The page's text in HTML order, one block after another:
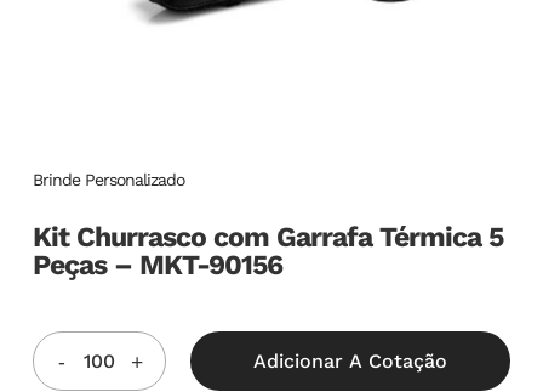
Brinde Personalizado
Kit Churrasco com Garrafa Térmica 5
Peças – MKT-90156
Adicionar A Cotação